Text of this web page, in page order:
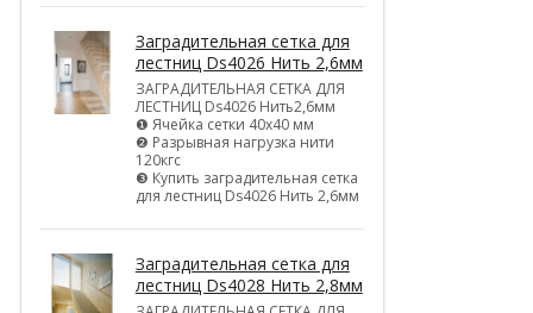
Заградительная сетка для
лестниц Ds4026 Нить 2,6мм
ЗАГРАДИТЕЛЬНАЯ СЕТКА ДЛЯ
ЛЕСТНИЦ Ds4026 Нить2,6мм
❶ Ячейка сетки 40х40 мм
❷ Разрывная нагрузка нити
120кгс
❸ Купить заградительная сетка
для лестниц Ds4026 Нить 2,6мм
Заградительная сетка для
лестниц Ds4028 Нить 2,8мм